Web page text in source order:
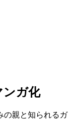
ンガ化
の親と知られるガ